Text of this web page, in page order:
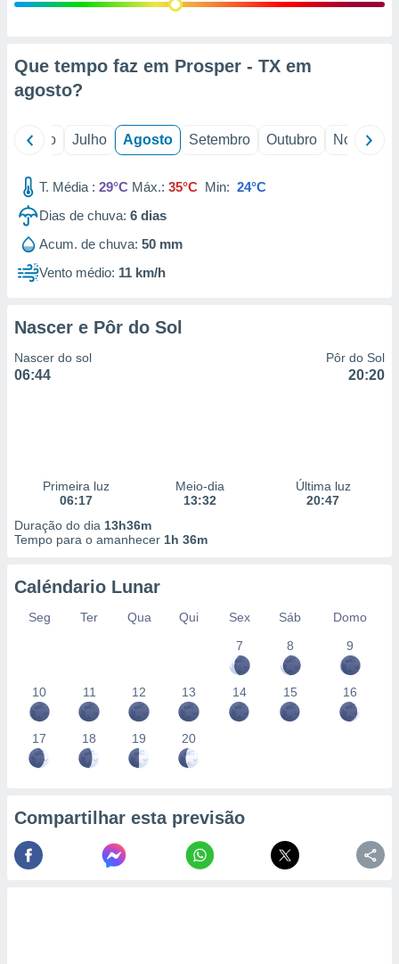
através
estudos
1199
Que tempo faz em Prosper - TX em
agosto?
Junho Julho Agosto Setembro Outubro Novembro
T. Média : 29°C Máx.: 35°C Min: 24°C
Dias de chuva: 6 dias
Acum. de chuva: 50 mm
Vento médio: 11 km/h
Nascer e Pôr do Sol
Nascer do sol
06:44
Pôr do Sol
20:20
Primeira luz
06:17
Meio-dia
13:32
Última luz
20:47
Duração do dia 13h36m
Tempo para o amanhecer 1h 36m
Caléndario Lunar
Seg Ter Qua Qui Sex Sáb
Domo
7
8 9
10 11 12 13 14 15 16
17 18 19 20
Compartilhar esta previsão